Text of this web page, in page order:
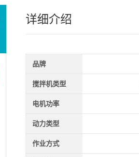
详细介绍
品牌
搅拌机类型
电机功率
动力类型
作业方式